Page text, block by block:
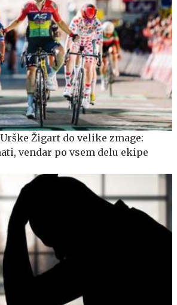
Žigart do velike zmage:
vendar po vsem delu ekipe